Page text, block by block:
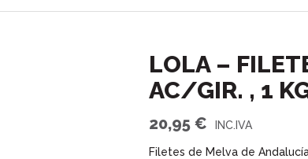
LOLA –
AC/GIR. , 1
20,95 €
Filetes de Melva de